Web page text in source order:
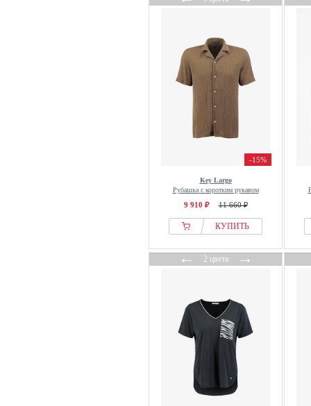
-15%
Key Largo
Рубашка с коротким рукавом
9 910 ₽ 11 660 ₽
КУПИТЬ
←2 цвета→